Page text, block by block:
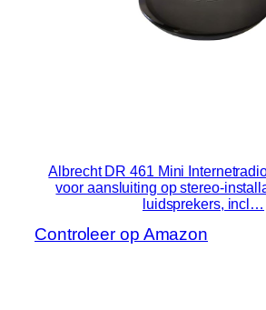
Albrecht DR 461 Mini
voor aansluiting op stereo-
luidsprekers, incl…
Controleer op Amazon